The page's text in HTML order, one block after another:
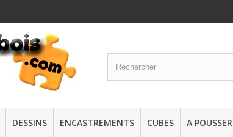
DESSINS ENCASTREMENTS CUBES A POUSSER